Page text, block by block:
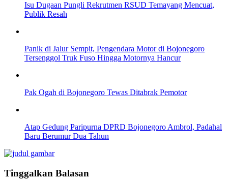
Isu Dugaan Pungli Rekrutmen RSUD Temayang Mencuat,
Publik Resah
Panik di Jalur Sempit, Pengendara Motor di Bojonegoro
Tersenggol Truk Fuso Hingga Motornya Hancur
Pak Ogah di Bojonegoro Tewas Ditabrak Pemotor
Atap Gedung Paripurna DPRD Bojonegoro Ambrol, Padahal
Baru Berumur Dua Tahun
Tinggalkan Balasan